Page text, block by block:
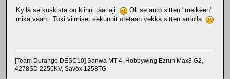
Kyllä se kuskista on kiinni tää laji
Oli se auto sitten "melkeen"
mikä vaan.. Toki viimiset sekunnit otetaan vekka sitten autolla
[Team Durango DESC10] Sanwa MT-4, Hobbywing Ezrun Max8 G2,
4278SD 2250KV, Savôx 1258TG